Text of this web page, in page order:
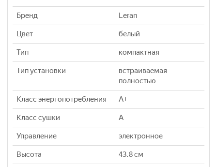
Бренд Leran
Цвет белый
Тип компактная
Тип установки
встраиваемая
полностью
Класс энергопотребления A+
Класс сушки A
Управление электронное
Высота 43.8 см